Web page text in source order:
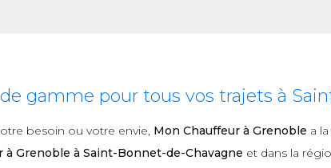
gamme pour tous vos trajets à
besoin ou votre envie, Mon Chauffeur à Grenoble a
à Grenoble à Saint-Bonnet-de-Chavagne et dans la